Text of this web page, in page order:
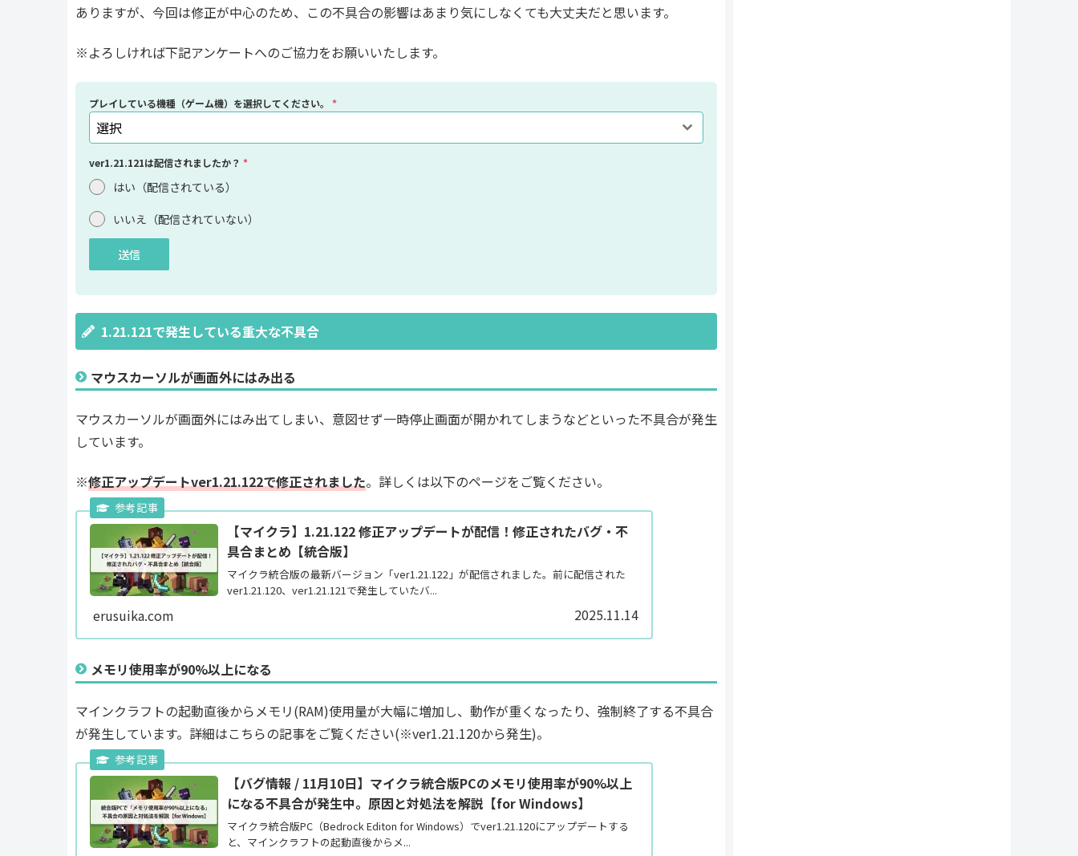
ありますが、今回は修正が中心のため、この不具合の影響はあまり気にしなくても大丈夫だと思います。
※よろしければ下記アンケートへのご協力をお願いいたします。
プレイしている機種（ゲーム機）を選択してください。 *
選択
ver1.21.121は配信されましたか？ *
はい（配信されている）
いいえ（配信されていない）
送信
1.21.121で発生している重大な不具合
マウスカーソルが画面外にはみ出る
マウスカーソルが画面外にはみ出てしまい、意図せず一時停止画面が開かれてしまうなどといった不具合が発生
しています。
※修正アップデートver1.21.122で修正されました。詳しくは以下のページをご覧ください。
【マイクラ】1.21.122 修正アップデートが配信！修正されたバグ・不
具合まとめ【統合版】
マイクラ統合版の最新バージョン「ver1.21.122」が配信されました。前に配信された
ver1.21.120、ver1.21.121で発生していたバ...
erusuika.com 2025.11.14
メモリ使用率が90%以上になる
マインクラフトの起動直後からメモリ(RAM)使用量が大幅に増加し、動作が重くなったり、強制終了する不具合
が発生しています。詳細はこちらの記事をご覧ください(※ver1.21.120から発生)。
【バグ情報 / 11月10日】マイクラ統合版PCのメモリ使用率が90%以上
になる不具合が発生中。原因と対処法を解説【for Windows】
マイクラ統合版PC（Bedrock Editon for Windows）でver1.21.120にアップデートする
と、マインクラフトの起動直後からメ...